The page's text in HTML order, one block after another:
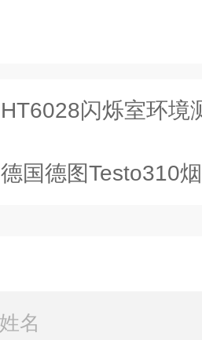
HT6028闪烁室环境测
德国德图Testo310烟